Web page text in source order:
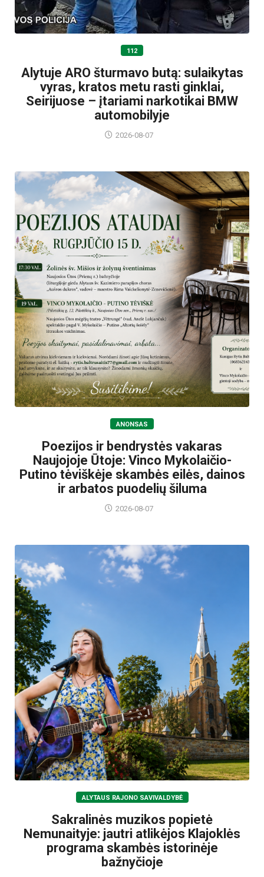
112
Alytuje ARO šturmavo butą: sulaikytas
vyras, kratos metu rasti ginklai,
Seirijuose – įtariami narkotikai BMW
automobilyje
2026-08-07
ANONSAS
Poezijos ir bendrystės vakaras
Naujojoje Ūtoje: Vinco Mykolaičio-
Putino tėviškėje skambės eilės, dainos
ir arbatos puodelių šiluma
2026-08-07
ALYTAUS RAJONO SAVIVALDYBĖ
Sakralinės muzikos popietė
Nemunaityje: jautri atlikėjos Klajoklės
programa skambės istorinėje
bažnyčioje